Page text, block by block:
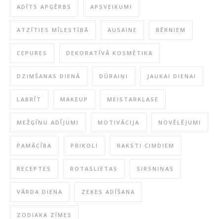
ADĪTS APĢĒRBS APSVEIKUMI
ATZĪTIES MĪLESTĪBĀ AUSAINE BĒRNIEM
CEPURES DEKORATĪVĀ KOSMĒTIKA
DZIMŠANAS DIENĀ DŪRAIŅI JAUKAI DIENAI
LABRĪT MAKEUP MEISTARKLASE
MEŽĢĪŅU ADĪJUMI MOTIVĀCIJA NOVĒLĒJUMI
PAMĀCĪBA PRIKOLI RAKSTI CIMDIEM
RECEPTES ROTASLIETAS SIRSNIŅAS
VĀRDA DIENA ZEĶES ADĪŠANA
ZODIAKA ZĪMES